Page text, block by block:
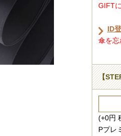
GIFT
ID
傘を
【
(+0円
Pプレ